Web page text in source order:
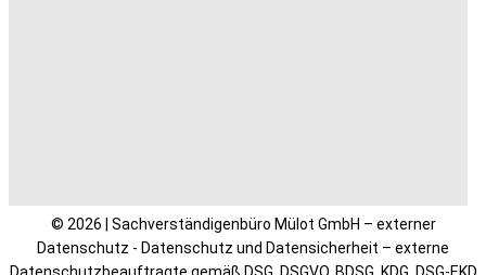
© 2026 | Sachverständigenbüro Mülot GmbH – externer
Datenschutz - Datenschutz und Datensicherheit – externe